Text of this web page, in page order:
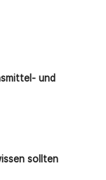
und
sollten